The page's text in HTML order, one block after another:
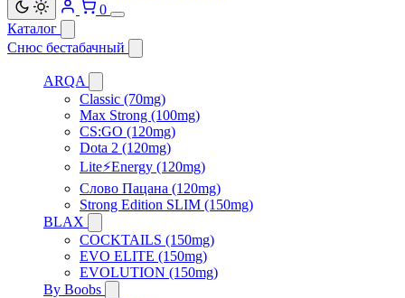
0
Каталог
Снюс бестабачный
ARQA
Classic (70mg)
Max Strong (100mg)
CS:GO (120mg)
Dota 2 (120mg)
Lite⚡Energy (120mg)
Слово Пацана (120mg)
Strong Edition SLIM (150mg)
BLAX
COCKTAILS (150mg)
EVO ELITE (150mg)
EVOLUTION (150mg)
By Boobs